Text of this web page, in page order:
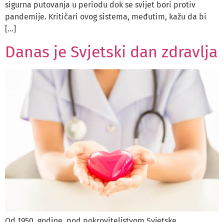
sigurna putovanja u periodu dok se svijet bori protiv
pandemije. Kritičari ovog sistema, međutim, kažu da bi
[…]
Danas je Svjetski dan zdravlja